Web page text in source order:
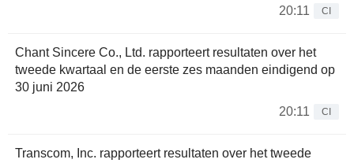
20:11
CI
Chant Sincere Co., Ltd. rapporteert resultaten over het
tweede kwartaal en de eerste zes maanden eindigend op
30 juni 2026
20:11
CI
Transcom, Inc. rapporteert resultaten over het tweede